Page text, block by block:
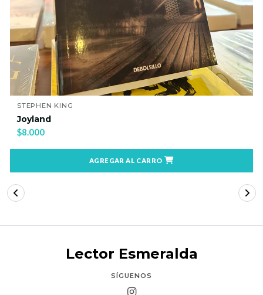
STEPHEN KING
Joyland
$8.000
AGREGAR AL CARRO
Lector Esmeralda
SÍGUENOS